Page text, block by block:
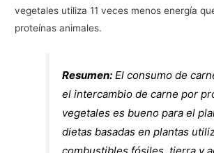
vegetales utiliza 11 veces menos energía
proteínas animales.
Resumen: El consumo de
el intercambio de carne por
vegetales es bueno para el
dietas basadas en plantas